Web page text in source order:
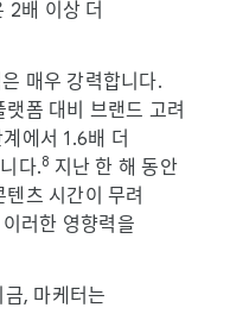
2배 이상 더
매우 강력합니다.
폼 대비 브랜드 고려
에서 1.6배 더
다.8 지난 한 해 동안
츠 시간이 무려
러한 영향력을
, 마케터는